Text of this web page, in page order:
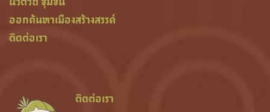
ออกค้นหาเมืองสร้างสรรค์
ติดต่อเรา
ติดต่อเรา